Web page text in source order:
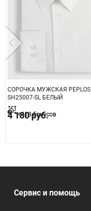
СОРОЧКА МУЖСКАЯ PEPLOS
SH25007-SL БЕЛЫЙ
4 180 руб.
+418 бонусов
Сервис и помощь